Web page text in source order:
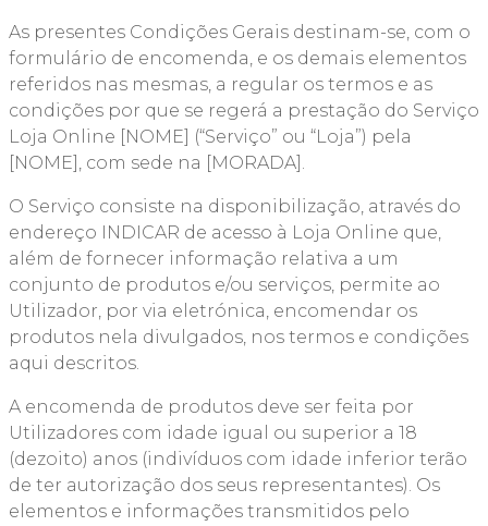
As presentes Condições Gerais destinam-se, com o
formulário de encomenda, e os demais elementos
referidos nas mesmas, a regular os termos e as
condições por que se regerá a prestação do Serviço
Loja Online [NOME] (“Serviço” ou “Loja”) pela
[NOME], com sede na [MORADA].
O Serviço consiste na disponibilização, através do
endereço INDICAR de acesso à Loja Online que,
além de fornecer informação relativa a um
conjunto de produtos e/ou serviços, permite ao
Utilizador, por via eletrónica, encomendar os
produtos nela divulgados, nos termos e condições
aqui descritos.
A encomenda de produtos deve ser feita por
Utilizadores com idade igual ou superior a 18
(dezoito) anos (indivíduos com idade inferior terão
de ter autorização dos seus representantes). Os
elementos e informações transmitidos pelo